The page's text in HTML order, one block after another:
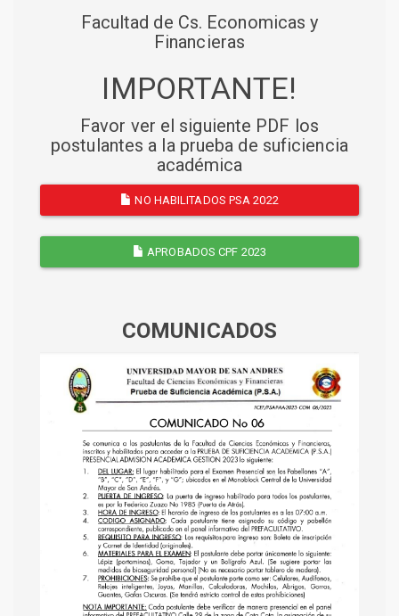
Facultad de Cs. Economicas y
Financieras
IMPORTANTE!
Favor ver el siguiente PDF los
postulantes a la prueba de suficiencia
académica
NO HABILITADOS PSA 2022
APROBADOS CPF 2023
COMUNICADOS